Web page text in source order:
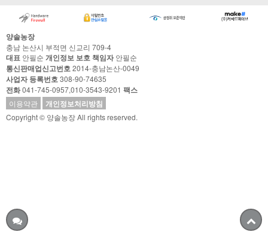
양솔농장
충남 논산시 부적면 신교리 709-4
대표 안필순 개인정보 보호 책임자안필순
통신판매업신고번호2014-충남논산-0049
사업자 등록번호308-90-74635
전화041-745-0957,010-3543-9201 팩스
이용약관 개인정보처리방침
Copyright © 양솔농장 All rights reserved.